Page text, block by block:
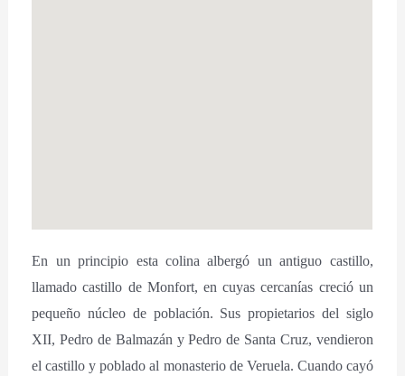
En un principio esta colina albergó un antiguo castillo,
llamado castillo de Monfort, en cuyas cercanías creció un
pequeño núcleo de población. Sus propietarios del siglo
XII, Pedro de Balmazán y Pedro de Santa Cruz, vendieron
el castillo y poblado al monasterio de Veruela. Cuando cayó